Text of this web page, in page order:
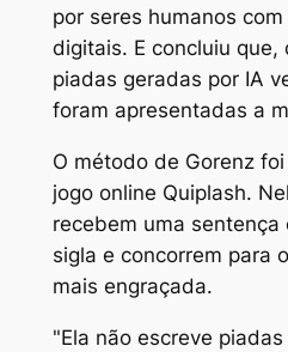
por seres humanos
digitais. E concluiu que,
piadas geradas por IA
foram apresentadas a
O método de Gorenz
jogo online Quiplash.
recebem uma sentença
sigla e concorrem para
mais engraçada.
"Ela não escreve